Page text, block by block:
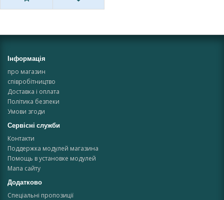
Інформація
про магазин
співробітництво
Доставка і оплата
Політика безпеки
Умови згоди
Сервісні служби
Контакти
Поддержка модулей магазина
Помощь в установке модулей
Мапа сайту
Додатково
Спеціальні пропозиції